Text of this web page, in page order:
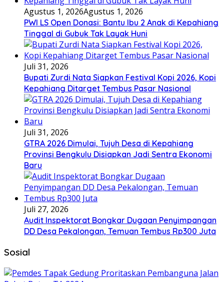
Agustus 1, 2026Agustus 1, 2026
PWI LS Open Donasi: Bantu Ibu 2 Anak di Kepahiang
Tinggal di Gubuk Tak Layak Huni
Juli 31, 2026
Bupati Zurdi Nata Siapkan Festival Kopi 2026, Kopi
Kepahiang Ditarget Tembus Pasar Nasional
Juli 31, 2026
GTRA 2026 Dimulai, Tujuh Desa di Kepahiang
Provinsi Bengkulu Disiapkan Jadi Sentra Ekonomi
Baru
Juli 27, 2026
Audit Inspektorat Bongkar Dugaan Penyimpangan
DD Desa Pekalongan, Temuan Tembus Rp300 Juta
Sosial